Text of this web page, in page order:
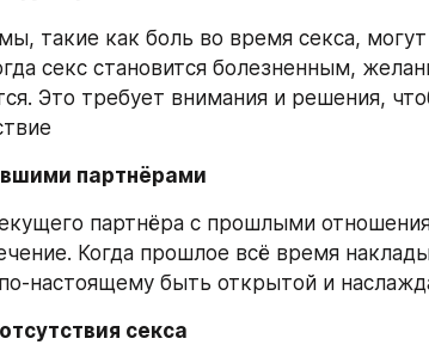
такие как боль во время секса,
секс становится болезненным,
Это требует внимания и решения,
партнёрами
партнёра с прошлыми
Когда прошлое всё время
настоящему быть открытой и
секса